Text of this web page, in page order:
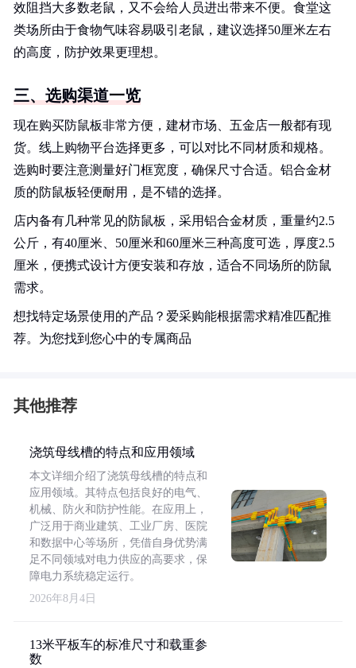
效阻挡大多数老鼠，又不会给人员进出带来不便。食堂这
类场所由于食物气味容易吸引老鼠，建议选择50厘米左右
的高度，防护效果更理想。
三、选购渠道一览
现在购买防鼠板非常方便，建材市场、五金店一般都有现
货。线上购物平台选择更多，可以对比不同材质和规格。
选购时要注意测量好门框宽度，确保尺寸合适。铝合金材
质的防鼠板轻便耐用，是不错的选择。
店内备有几种常见的防鼠板，采用铝合金材质，重量约2.5
公斤，有40厘米、50厘米和60厘米三种高度可选，厚度2.5
厘米，便携式设计方便安装和存放，适合不同场所的防鼠
需求。
想找特定场景使用的产品？爱采购能根据需求精准匹配推
荐。为您找到您心中的专属商品
其他推荐
浇筑母线槽的特点和应用领域
本文详细介绍了浇筑母线槽的特点和
应用领域。其特点包括良好的电气、
机械、防火和防护性能。在应用上，
广泛用于商业建筑、工业厂房、医院
和数据中心等场所，凭借自身优势满
足不同领域对电力供应的高要求，保
障电力系统稳定运行。
2026年8月4日
13米平板车的标准尺寸和载重参
数